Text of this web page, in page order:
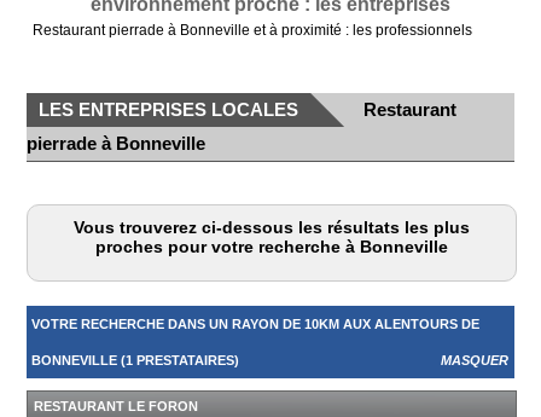
environnement proche : les entreprises
Restaurant pierrade à Bonneville et à proximité : les professionnels
LES ENTREPRISES LOCALES
Restaurant
pierrade à Bonneville
Vous trouverez ci-dessous les résultats les plus
proches pour votre recherche à Bonneville
VOTRE RECHERCHE DANS UN RAYON DE 10KM AUX ALENTOURS DE
BONNEVILLE (1 PRESTATAIRES) MASQUER
RESTAURANT LE FORON